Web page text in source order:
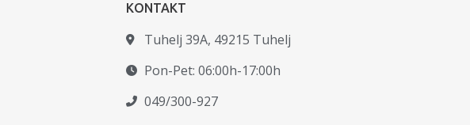
KONTAKT
Tuhelj 39A, 49215 Tuhelj
Pon-Pet: 06:00h-17:00h
049/300-927